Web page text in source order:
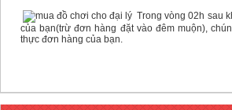
Trong vòng 02h sau
của bạn(trừ đơn hàng đặt vào đêm muộn),
thực đơn hàng của bạn.